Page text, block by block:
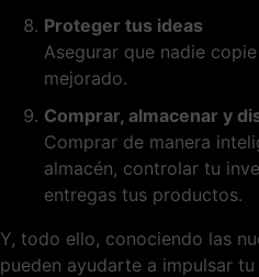
Proteger tus ideas
Asegurar que nadie
mejorado.
Comprar, almacenar y
Comprar de manera
almacén, controlar tu
entregas tus productos.
Y, todo ello, conociendo las
pueden ayudarte a impulsar